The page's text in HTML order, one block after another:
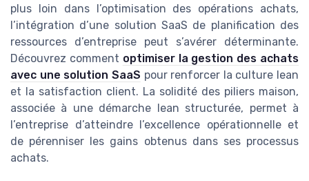
plus loin dans l’optimisation des opérations achats,
l’intégration d’une solution SaaS de planification des
ressources d’entreprise peut s’avérer déterminante.
Découvrez comment optimiser la gestion des achats
avec une solution SaaS pour renforcer la culture lean
et la satisfaction client. La solidité des piliers maison,
associée à une démarche lean structurée, permet à
l’entreprise d’atteindre l’excellence opérationnelle et
de pérenniser les gains obtenus dans ses processus
achats.